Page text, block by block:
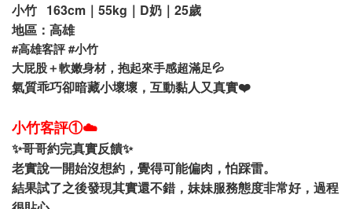
小竹 163cm｜55kg｜D奶｜25歲
地區：高雄
#高雄客評 #小竹
大屁股＋軟嫩身材，抱起來手感超滿足💦
氣質乖巧卻暗藏小壞壞，互動黏人又真實❤️
小竹客評①☁️
✨哥哥約完真實反饋✨
老實說一開始沒想約，覺得可能偏肉，怕踩雷。
結果試了之後發現其實還不錯，妹妹服務態度非常好，過程